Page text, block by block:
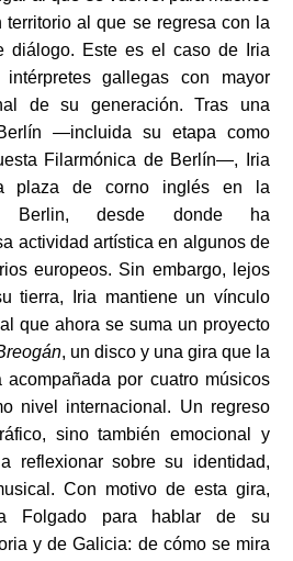
territorio al que se regresa con la
diálogo. Este es el caso de Iria
gallegas con mayor
de su generación. Tras una
—incluida su etapa como
Filarmónica de Berlín—, Iria
plaza de corno inglés en la
Berlin, desde donde ha
actividad artística en algunos de
europeos. Sin embargo, lejos
tierra, Iria mantiene un vínculo
que ahora se suma un proyecto
, un disco y una gira que la
por cuatro músicos
nivel internacional. Un regreso
sino también emocional y
reflexionar sobre su identidad,
Con motivo de esta gira,
Folgado para hablar de su
y de Galicia: de cómo se mira